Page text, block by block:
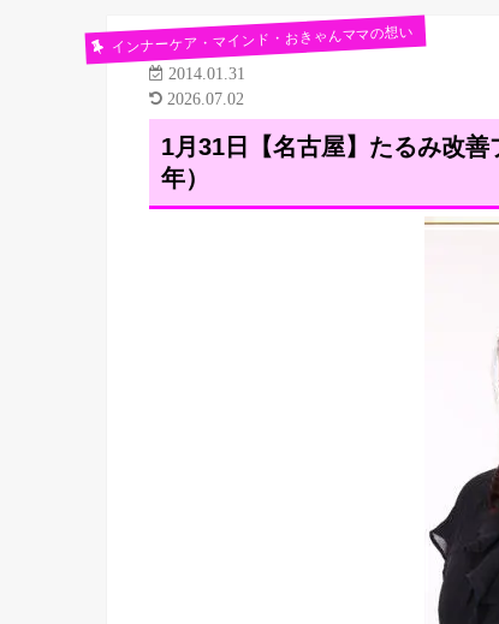
インナーケア・マインド・おきゃんママの想い
2014.01.31
2026.07.02
1月31日【名古屋】たるみ改
年）